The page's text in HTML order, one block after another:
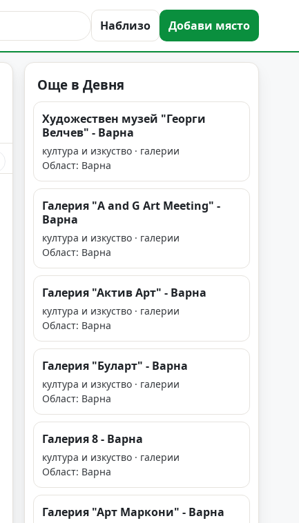
Наблизо Добави място
Още в Девня
Художествен музей "Георги
Велчев" - Варна
култура и изкуство · галерии
Област: Варна
Галерия "A and G Art Meeting" -
Варна
култура и изкуство · галерии
Област: Варна
Галерия "Актив Арт" - Варна
култура и изкуство · галерии
Област: Варна
Галерия "Буларт" - Варна
култура и изкуство · галерии
Област: Варна
Галерия 8 - Варна
култура и изкуство · галерии
Област: Варна
Галерия "Арт Маркони" - Варна